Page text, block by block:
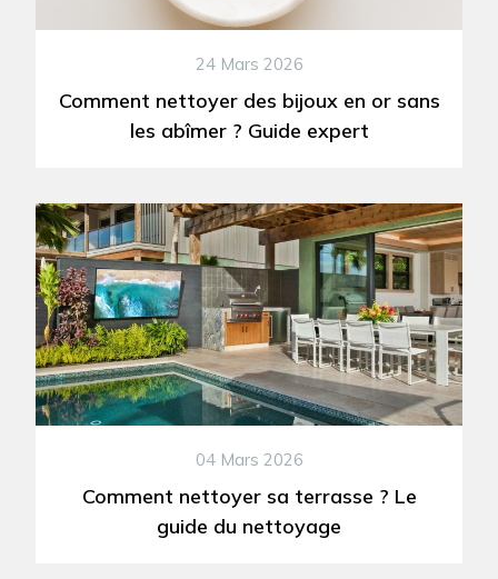
24 Mars 2026
Comment nettoyer des bijoux en or sans
les abîmer ? Guide expert
04 Mars 2026
Comment nettoyer sa terrasse ? Le
guide du nettoyage